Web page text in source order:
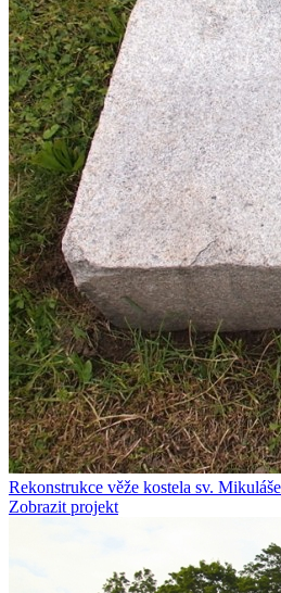
Rekonstrukce věže kostela sv.
Zobrazit projekt